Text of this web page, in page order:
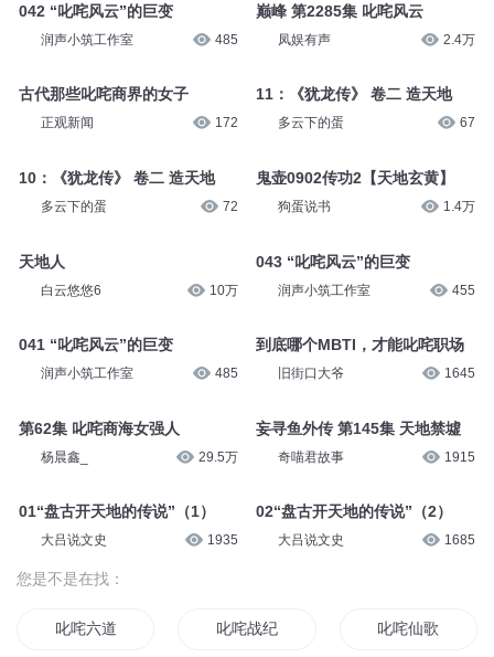
042 “叱咤风云”的巨变
润声小筑工作室 485
古代那些叱咤商界的女子
正观新闻 172
10：《犹龙传》 卷二 造天地
多云下的蛋 72
天地人
白云悠悠6 10万
041 “叱咤风云”的巨变
润声小筑工作室 485
第62集 叱咤商海女强人
杨晨鑫_ 29.5万
01“盘古开天地的传说”（1）
大吕说文史 1935
巅峰 第2285集 叱咤风云
凤娱有声 2.4万
11：《犹龙传》 卷二 造天地
多云下的蛋 67
鬼壶0902传功2【天地玄黄】
狗蛋说书 1.4万
043 “叱咤风云”的巨变
润声小筑工作室 455
到底哪个MBTI，才能叱咤职场
旧街口大爷 1645
妄寻鱼外传 第145集 天地禁墟
奇喵君故事 1915
02“盘古开天地的传说”（2）
大吕说文史 1685
您是不是在找：
叱咤六道 叱咤战纪 叱咤仙歌